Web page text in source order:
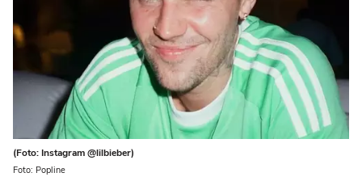
(Foto: Instagram @lilbieber)
Foto: Popline